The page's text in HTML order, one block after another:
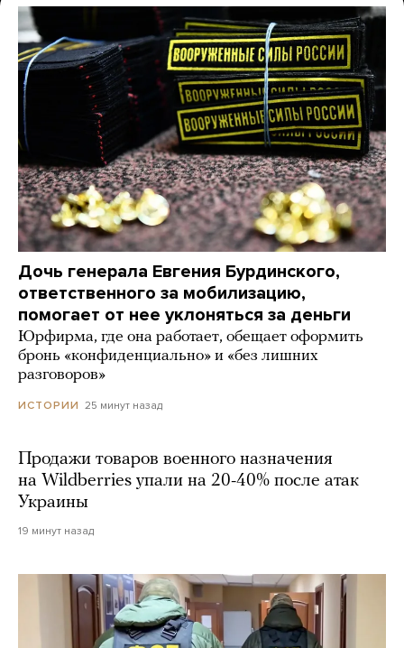
Дочь генерала Евгения Бурдинского,
ответственного за мобилизацию,
помогает от нее уклоняться за деньги
Юрфирма, где она работает, обещает оформить
бронь «конфиденциально» и «без лишних
разговоров»
ИСТОРИИ 25 минут назад
Продажи товаров военного назначения
на Wildberries упали на 20-40% после атак
Украины
19 минут назад